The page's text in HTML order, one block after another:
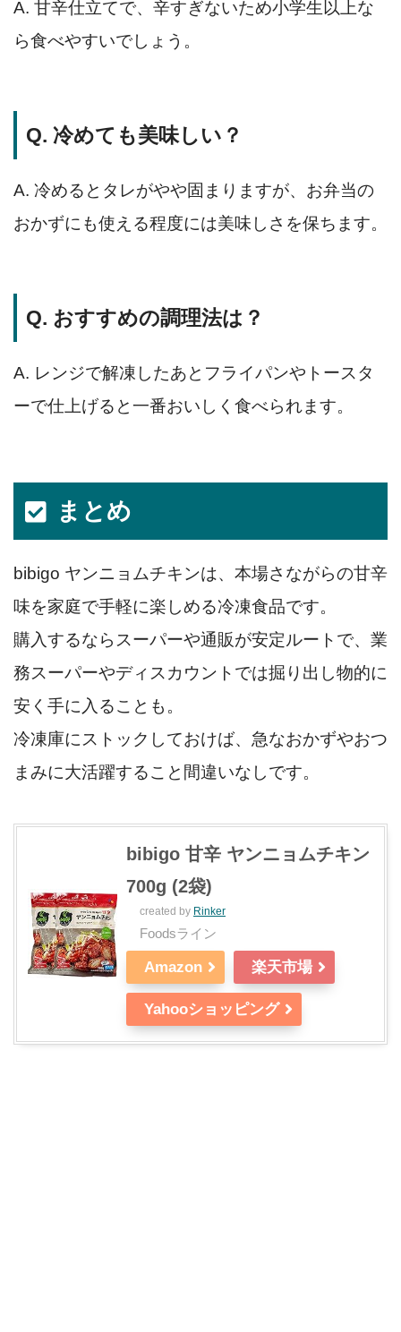
A. 甘辛仕立てで、辛すぎないため小学生以上な
ら食べやすいでしょう。
Q. 冷めても美味しい？
A. 冷めるとタレがやや固まりますが、お弁当の
おかずにも使える程度には美味しさを保ちます。
Q. おすすめの調理法は？
A. レンジで解凍したあとフライパンやトースタ
ーで仕上げると一番おいしく食べられます。
まとめ
bibigo ヤンニョムチキンは、本場さながらの甘辛
味を家庭で手軽に楽しめる冷凍食品です。
購入するならスーパーや通販が安定ルートで、業
務スーパーやディスカウントでは掘り出し物的に
安く手に入ることも。
冷凍庫にストックしておけば、急なおかずやおつ
まみに大活躍すること間違いなしです。
bibigo 甘辛 ヤンニョムチキン
700g (2袋)
created by Rinker
Foodsライン
Amazon 楽天市場
Yahooショッピング